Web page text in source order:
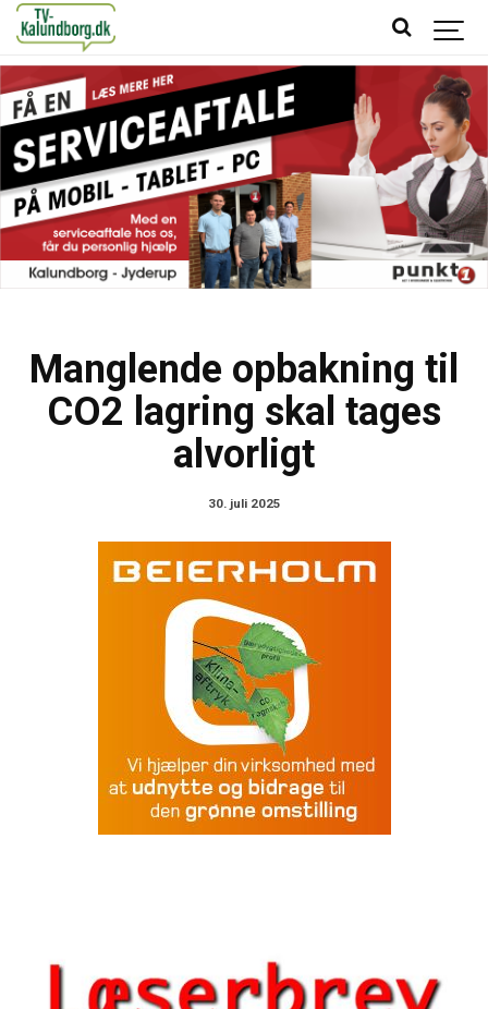
Manglende opbakning til
CO2 lagring skal tages
alvorligt
30. juli 2025